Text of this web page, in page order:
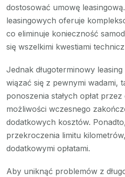
dostosować umowę
leasingowych oferuje
co eliminuje konieczność
się wszelkimi kwestiami
Jednak długoterminowy
wiązać się z pewnymi wadami,
ponoszenia stałych opłat
możliwości wczesnego
dodatkowych kosztów.
przekroczenia limitu
dodatkowymi opłatami.
Aby uniknąć problemów z